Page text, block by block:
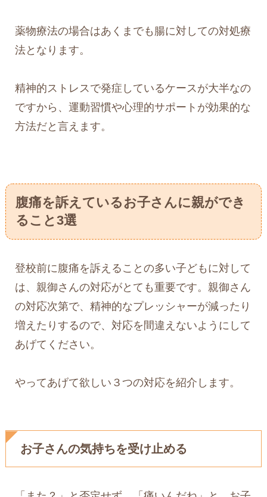
薬物療法の場合はあくまでも腸に対しての対処療
法となります。
精神的ストレスで発症しているケースが大半なの
ですから、運動習慣や心理的サポートが効果的な
方法だと言えます。
腹痛を訴えているお子さんに親ができ
ること3選
登校前に腹痛を訴えることの多い子どもに対して
は、親御さんの対応がとても重要です。親御さん
の対応次第で、精神的なプレッシャーが減ったり
増えたりするので、対応を間違えないようにして
あげてください。
やってあげて欲しい３つの対応を紹介します。
お子さんの気持ちを受け止める